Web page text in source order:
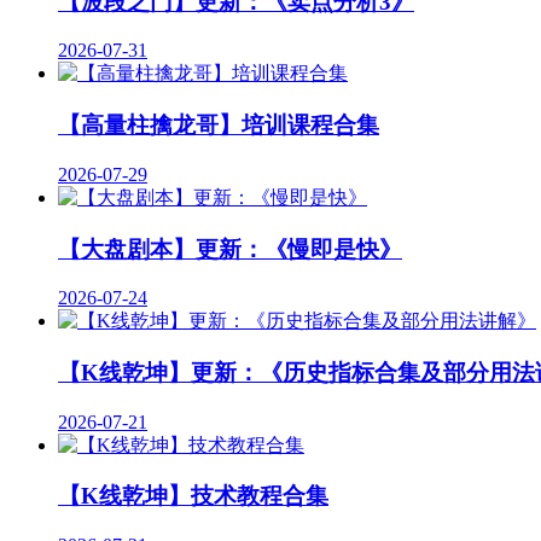
2026-07-31
【高量柱擒龙哥】培训课程合集
2026-07-29
【大盘剧本】更新：《慢即是快》
2026-07-24
【K线乾坤】更新：《历史指标合集及部分用
2026-07-21
【K线乾坤】技术教程合集